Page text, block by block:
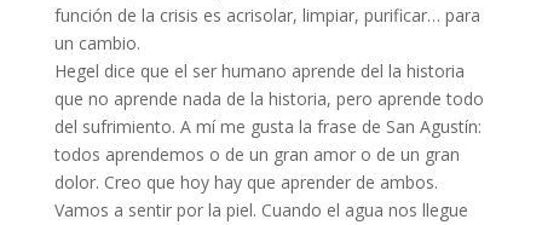
función de la crisis es acrisolar, limpiar, purificar… para
un cambio.
Hegel dice que el ser humano aprende del la historia
que no aprende nada de la historia, pero aprende todo
del sufrimiento. A mí me gusta la frase de San Agustín:
todos aprendemos o de un gran amor o de un gran
dolor. Creo que hoy hay que aprender de ambos.
Vamos a sentir por la piel. Cuando el agua nos llegue